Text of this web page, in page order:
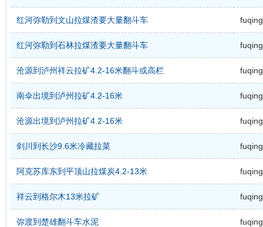
红河弥勒到文山拉煤渣要大量翻斗车 fuqing
红河弥勒到石林拉煤渣要大量翻斗车 fuqing
沧源到泸州祥云拉矿4.2-16米翻斗或高栏 fuqing
南伞出境到泸州拉矿4.2-16米 fuqing
沧源出境到泸州拉矿4.2-16米 fuqing
剑川到长沙9.6米冷藏拉菜 fuqing
阿克苏库东到平顶山拉煤炭4.2-13米 fuqing
祥云到格尔木13米拉矿 fuqing
弥渡到楚雄翻斗车水泥 fuqing